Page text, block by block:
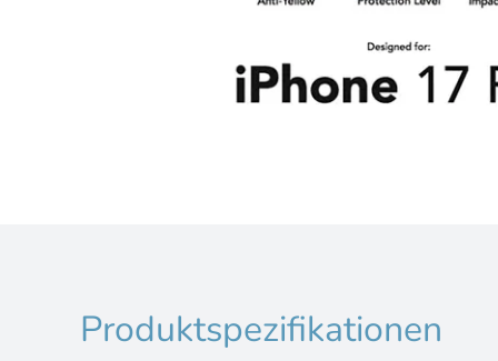
Produktspezifikationen